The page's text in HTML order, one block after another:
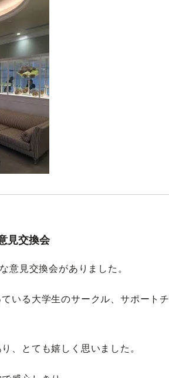
見交換会
意見交換会がありました。
いる大学生のサークル、サポートチ
、とても嬉しく思いました。